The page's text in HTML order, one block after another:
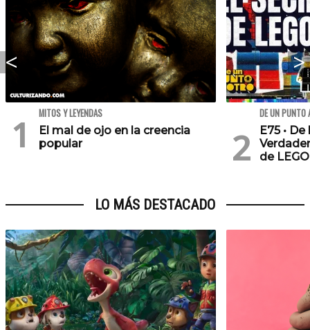
MITOS Y LEYENDAS
El mal de ojo en la creencia
popular
DE UN PUNTO
E75 •
de
LO MÁS DESTACADO